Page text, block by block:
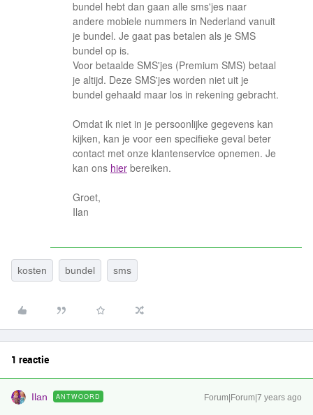
bundel hebt dan gaan alle sms'jes naar
andere mobiele nummers in Nederland vanuit
je bundel. Je gaat pas betalen als je SMS
bundel op is.
Voor betaalde SMS'jes (Premium SMS) betaal
je altijd. Deze SMS'jes worden niet uit je
bundel gehaald maar los in rekening gebracht.
Omdat ik niet in je persoonlijke gegevens kan
kijken, kan je voor een specifieke geval beter
contact met onze klantenservice opnemen. Je
kan ons hier bereiken.
Groet,
Ilan
kosten bundel sms
1 reactie
Ilan ANTWOORD Forum|Forum|7 years ago